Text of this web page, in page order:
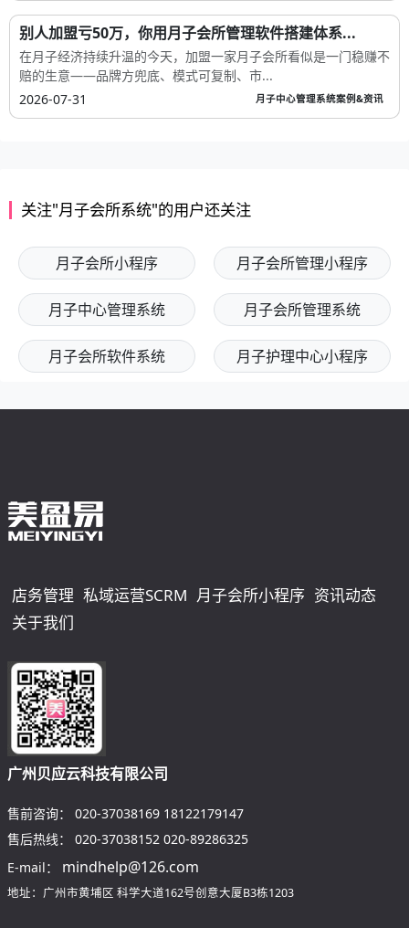
别人加盟亏50万，你用月子会所管理软件搭建体系...
在月子经济持续升温的今天，加盟一家月子会所看似是一门稳赚不
赔的生意——品牌方兜底、模式可复制、市...
2026-07-31
月子中心管理系统案例&资讯
关注"月子会所系统"的用户还关注
月子会所小程序 月子会所管理小程序
月子中心管理系统 月子会所管理系统
月子会所软件系统 月子护理中心小程序
店务管理 私域运营SCRM 月子会所小程序 资讯动态
关于我们
广州贝应云科技有限公司
售前咨询： 020-37038169 18122179147
售后热线：
020-37038152 020-89286325
E-mail：
mindhelp@126.com
地址：广州市黄埔区 科学大道162号创意大厦B3栋1203